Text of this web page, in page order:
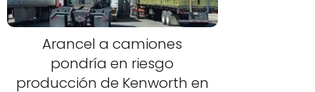
Arancel a camiones
pondría en riesgo
producción de Kenworth en